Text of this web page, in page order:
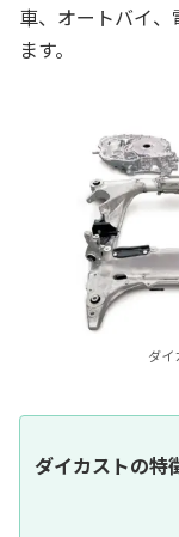
車、オートバイ
ます。
ダイ
ダイカストの特